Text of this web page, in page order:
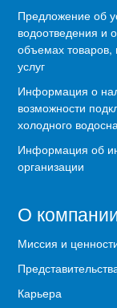
Предложение об
водоотведения и
объемах
услуг
Информация о
возможности
холодного
Информация об
организации
О
Миссия и
Карьера